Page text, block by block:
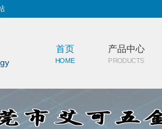
首页
HOME
产品中心
PRODUCTS